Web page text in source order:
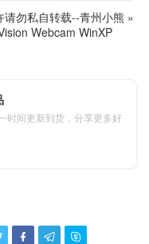
请勿私自转载--青州小熊 »
Webcam WinXP
时间更新到货，分享更多好
  